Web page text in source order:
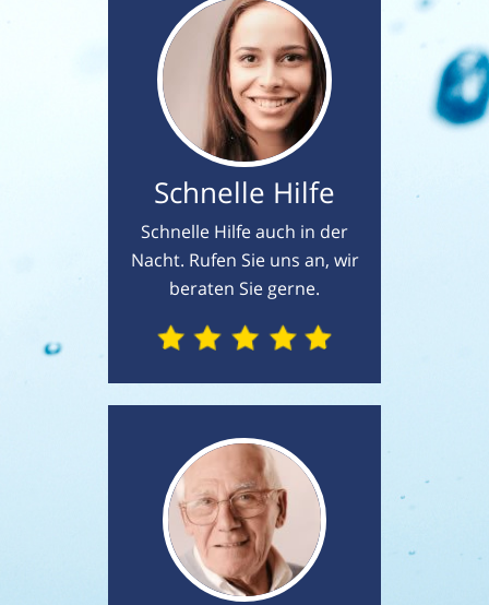
Schnelle Hilfe
Schnelle Hilfe auch in der
Nacht. Rufen Sie uns an, wir
beraten Sie gerne.